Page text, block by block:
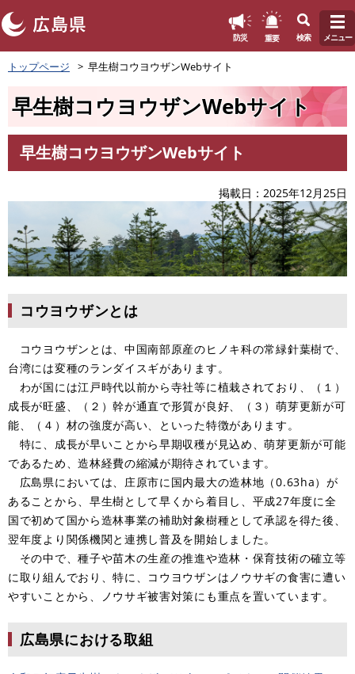
ペ
ー
頭
す
防災 重要 検索 メニュー
トップページ 早生樹コウヨウザンWebサイト
早生樹コウヨウザンWebサイト
文
早生樹コウヨウザンWebサイト
掲載日 2025年12月25日
コウヨウザンとは
コウヨウザンとは、中国南部原産のヒノキ科の常緑針葉樹で、
台湾には変種のランダイスギがあります。
わが国には江戸時代以前から寺社等に植栽されており、（１）
成長が旺盛、（２）幹が通直で形質が良好、（３）萌芽更新が可
能、（４）材の強度が高い、といった特徴があります。
特に、成長が早いことから早期収穫が見込め、萌芽更新が可能
であるため、造林経費の縮減が期待されています。
広島県においては、庄原市に国内最大の造林地（0.63ha）が
あることから、早生樹として早くから着目し、平成27年度に全
国で初めて国から造林事業の補助対象樹種として承認を得た後、
翌年度より関係機関と連携し普及を開始しました。
その中で、種子や苗木の生産の推進や造林・保育技術の確立等
に取り組んでおり、特に、コウヨウザンはノウサギの食害に遭い
やすいことから、ノウサギ被害対策にも重点を置いています。
広島県における取組